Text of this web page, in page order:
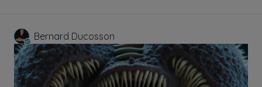
Bernard Ducosson